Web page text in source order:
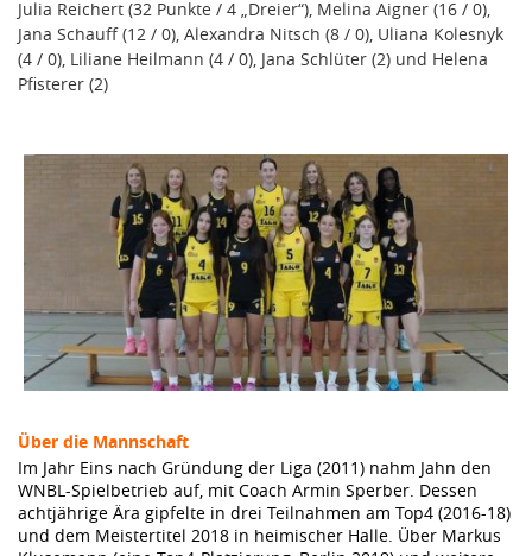
Julia Reichert (32 Punkte / 4 „Dreier“), Melina Aigner (16 / 0),
Jana Schauff (12 / 0), Alexandra Nitsch (8 / 0), Uliana Kolesnyk
(4 / 0), Liliane Heilmann (4 / 0), Jana Schlüter (2) und Helena
Pfisterer (2)
Über die Mannschaft
Im Jahr Eins nach Gründung der Liga (2011) nahm Jahn den
WNBL-Spielbetrieb auf, mit Coach Armin Sperber. Dessen
achtjährige Ära gipfelte in drei Teilnahmen am Top4 (2016-18)
und dem Meistertitel 2018 in heimischer Halle. Über Markus